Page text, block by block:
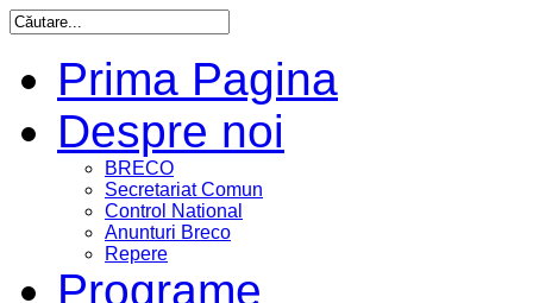
Prima Pagina
Despre noi
BRECO
Secretariat Comun
Control National
Anunturi Breco
Repere
Programe